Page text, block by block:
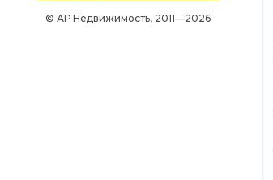
© АР Недвижимость, 2011—2026